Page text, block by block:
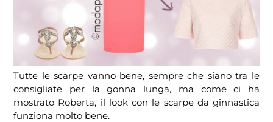
Tutte le scarpe vanno bene, sempre che siano tra le
consigliate per la gonna lunga, ma come ci ha
mostrato Roberta, il look con le scarpe da ginnastica
funziona molto bene.